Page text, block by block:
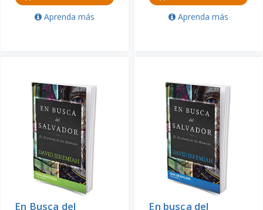
Aprenda más
Aprenda más
En Busca del En busca del